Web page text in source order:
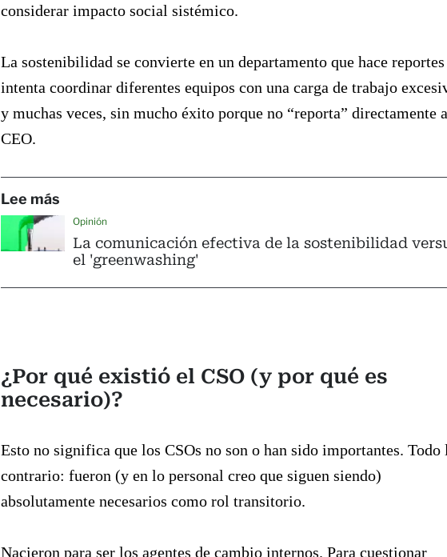
considerar impacto social sistémico.
La sostenibilidad se convierte en un departamento que hace reportes
intenta coordinar diferentes equipos con una carga de trabajo
y muchas veces, sin mucho éxito porque no “reporta” directamente
CEO.
Lee más
Opinión
La comunicación efectiva de la sostenibilidad
el 'greenwashing'
¿Por qué existió el CSO (y por qué es
necesario)?
Esto no significa que los CSOs no son o han sido importantes. Todo
contrario: fueron (y en lo personal creo que siguen siendo)
absolutamente necesarios como rol transitorio.
Nacieron para ser los agentes de cambio internos. Para cuestionar